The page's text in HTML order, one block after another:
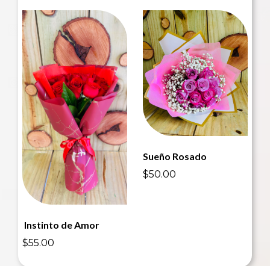
Instinto de Amor
$55.00
Sueño Rosado
$50.00